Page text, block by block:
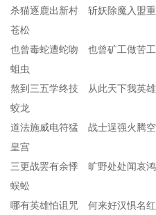
杀猫逐鹿出新村 斩妖除魔入盟
苍松
也曾毒蛇遭蛇吻 也曾矿工做苦
蛆虫
熬到三五学终技 从此天下我英
蛟龙
道法施威电符猛 战士逞强火腾
皇宫
三更战罢有余悸 旷野处处闻哀
蜈蚣
哪有英雄怕诅咒 何来好汉惧名